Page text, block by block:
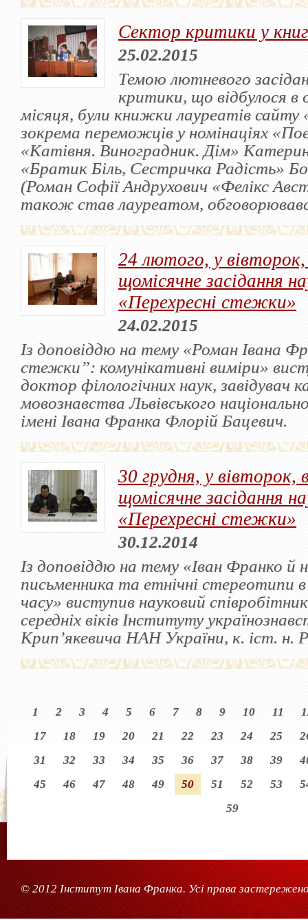
Сектор критики у
25.02.2015
Темою лютневого
критики, що відбулося в
місяця, були книжки лауреатів
зокрема переможців у номінаціях
«Катівня. Виноградник. Дім»
«Братик Біль, Сестричка Радість»
(Роман Софії Андрухович «Фелікс
також став лауреатом,
24 лютого, у вівторок,
щомісячне засідання
«Перехресні стежки»
24.02.2015
Із доповіддю на тему «Роман Івана
стежки”: комунікативні виміри»
доктор філологічних наук, завідувач
мовознавства Львівського
імені Івана Франка Флорій Бацевич.
30 грудня, у вівторок,
щомісячне засідання
«Перехресні стежки»
30.12.2014
Із доповіддю на тему «Іван Франко й
письменника та етнічні стереотипи
часу» виступив науковий співробітник
середніх віків Інституту
Крип’якевича НАН України, к. іст. н.
1 2 3 4 5 6 7 8 9 10 11
17
18 19 20 21 22 23 24 25
31
32 33 34 35 36 37 38 39
45
46 47 48 49 50 51 52 53
59
© 2012 Інститут Івана Франка. Усі права